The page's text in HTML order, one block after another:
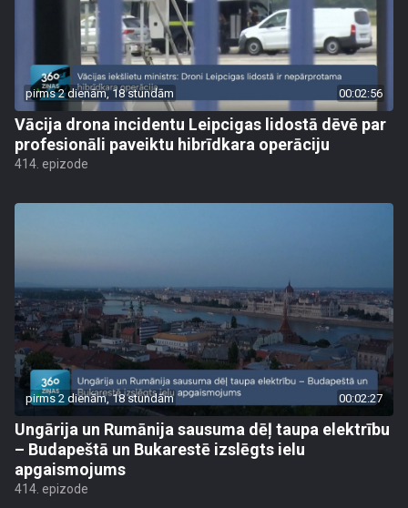
pirms 2 dienām, 18 stundām 00:02:56
Vācija drona incidentu Leipcigas lidostā dēvē par
profesionāli paveiktu hibrīdkara operāciju
414. epizode
pirms 2 dienām, 18 stundām 00:02:27
Ungārija un Rumānija sausuma dēļ taupa elektrību
– Budapeštā un Bukarestē izslēgts ielu
apgaismojums
414. epizode